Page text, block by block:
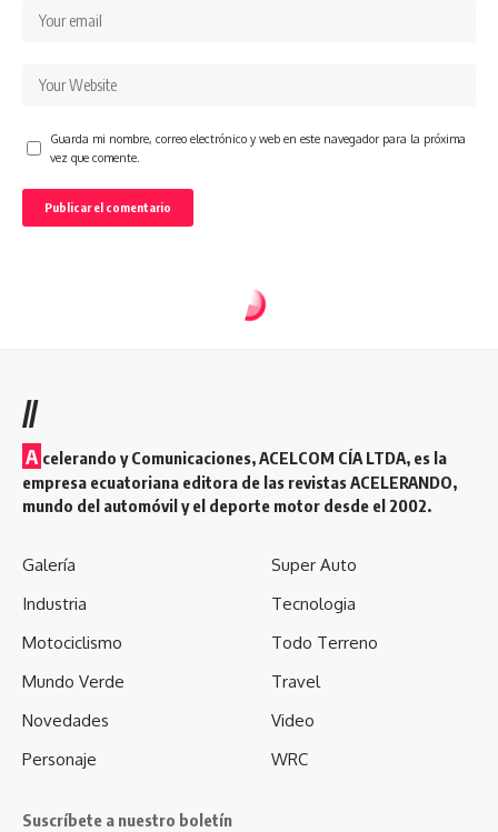
Guarda mi nombre, correo electrónico y web en este navegador para la próxima
vez que comente.
//
A celerando y Comunicaciones, ACELCOM CÍA LTDA, es la
empresa ecuatoriana editora de las revistas ACELERANDO,
mundo del automóvil y el deporte motor desde el 2002.
Galería
Industria
Motociclismo
Mundo Verde
Novedades
Personaje
Super Auto
Tecnologia
Todo Terreno
Travel
Video
WRC
Suscríbete a nuestro boletín